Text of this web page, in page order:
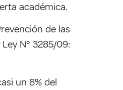
académica.
de las
N° 3285/09:
un 8% del